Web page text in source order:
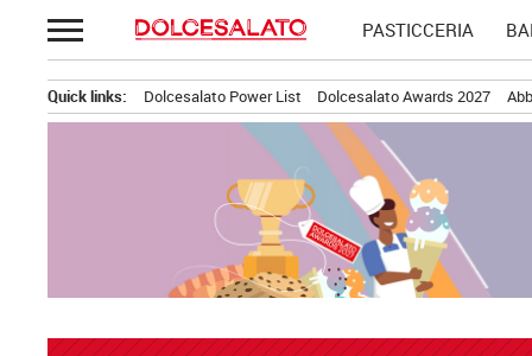
Passa
al
PASTICCERIA
Quick links: Dolcesalato Power List Dolcesalato Awards 2027